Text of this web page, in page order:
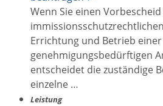
Wenn Sie einen
Errichtung und Betrieb einer
genehmigungsbedürftigen
entscheidet die zuständige
einzelne …
Leistung